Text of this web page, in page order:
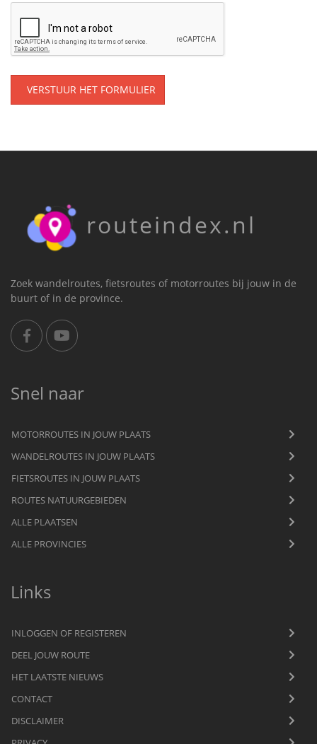
VERSTUUR HET FORMULIER
routeindex.nl
Zoek wandelroutes, fietsroutes of motorroutes bij jouw in de
buurt of in de province.
Snel naar
MOTORROUTES IN JOUW PLAATS
WANDELROUTES IN JOUW PLAATS
FIETSROUTES IN JOUW PLAATS
ROUTES NATUURGEBIEDEN
ALLE PLAATSEN
ALLE PROVINCIES
Links
INLOGGEN OF REGISTEREN
DEEL JOUW ROUTE
HET LAATSTE NIEUWS
CONTACT
DISCLAIMER